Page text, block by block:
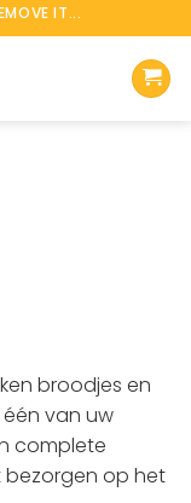
IT...
broodjes en
van uw
complete
bezorgen op het